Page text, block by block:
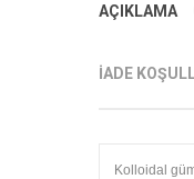
AÇIKLAMA
İADE
Kolloidal